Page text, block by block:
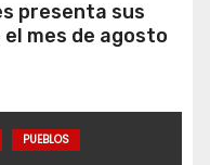
presenta sus
mes de agosto
PUEBLOS